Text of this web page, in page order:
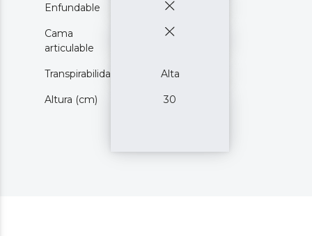
Enfundable
Cama
articulable
Transpirabilidad Alta
Altura (cm) 30